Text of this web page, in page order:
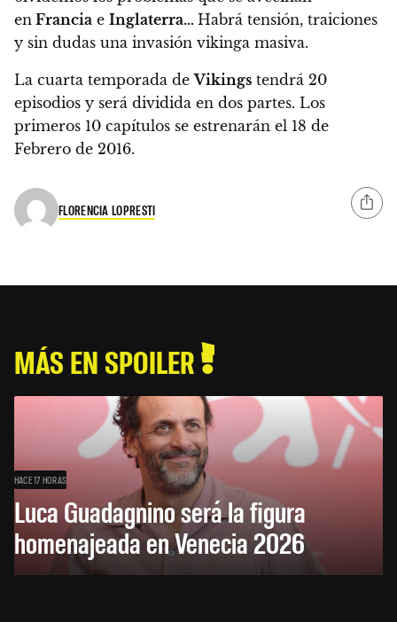
en Francia e Inglaterra… Habrá tensión, traiciones
y sin dudas una invasión vikinga masiva.
La cuarta temporada deVikings tendrá 20
episodios y será dividida en dos partes. Los
primeros 10 capítulos se estrenarán el 18 de
Febrero de 2016.
FLORENCIA LOPRESTI
MÁS EN SPOILER
HACE 17 HORAS
Luca Guadagnino será la figura
homenajeada en Venecia 2026